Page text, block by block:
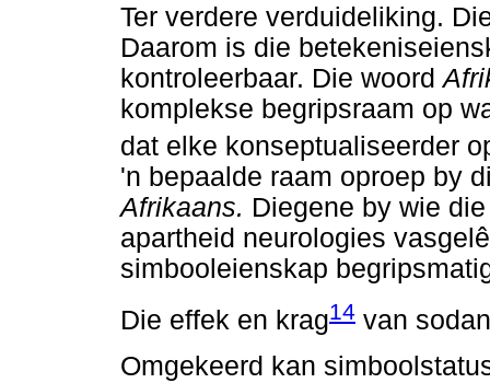
Ter verdere verduideliking.
Daarom is die
kontroleerbaar. Die woord
komplekse begripsraam op
dat elke konseptualiseerder
'n bepaalde raam oproep by
Afrikaans. Diegene by wie
apartheid neurologies
simbooleienskap
Die effek en krag14 van
Omgekeerd kan